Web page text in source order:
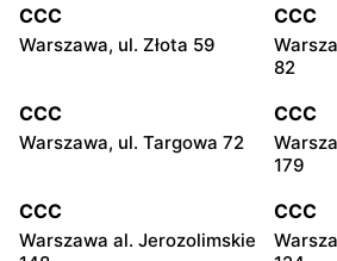
CCC
Warszawa, ul. Złota 59
CCC
82
CCC
Warszawa, ul. Targowa 72
CCC
179
CCC
Warszawa al. Jerozolimskie
CCC